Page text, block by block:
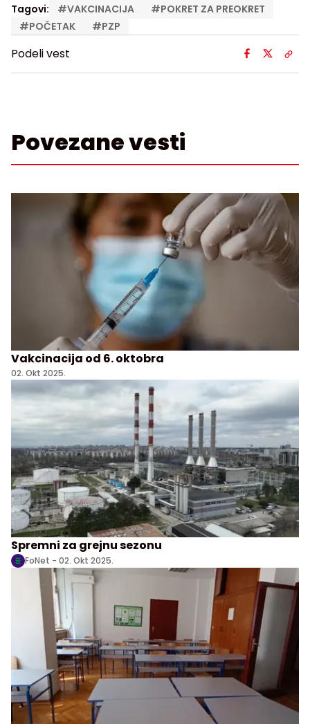
Tagovi: #VAKCINACIJA #POKRET ZA PREOKRET
#POČETAK #PZP
Podeli vest
Povezane vesti
Vakcinacija od 6. oktobra
02. Okt 2025.
Spremni za grejnu sezonu
FoNet - 02. Okt 2025.